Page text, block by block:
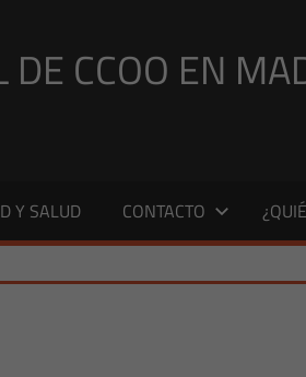
DE CCOO EN
Y SALUD CONTACTO